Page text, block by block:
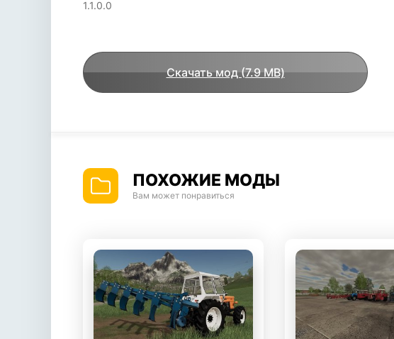
1.1.0.0
Скачать мод (7.9 MB)
ПОХОЖИЕ МОДЫ
Вам может понравиться